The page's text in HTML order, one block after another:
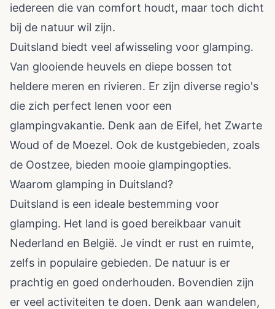
iedereen die van comfort houdt, maar toch dicht
bij de natuur wil zijn.
Duitsland biedt veel afwisseling voor glamping.
Van glooiende heuvels en diepe bossen tot
heldere meren en rivieren. Er zijn diverse regio's
die zich perfect lenen voor een
glampingvakantie. Denk aan de Eifel, het Zwarte
Woud of de Moezel. Ook de kustgebieden, zoals
de Oostzee, bieden mooie glampingopties.
Waarom glamping in Duitsland?
Duitsland is een ideale bestemming voor
glamping. Het land is goed bereikbaar vanuit
Nederland en België. Je vindt er rust en ruimte,
zelfs in populaire gebieden. De natuur is er
prachtig en goed onderhouden. Bovendien zijn
er veel activiteiten te doen. Denk aan wandelen,